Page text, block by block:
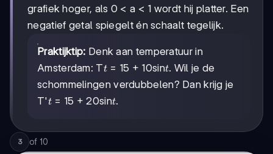
grafiek hoger, als 0 < a < 1 wordt hij platter. Een
negatief getal spiegelt én schaalt tegelijk.
Praktijktip: Denk aan temperatuur in
Amsterdam: Tt
t= 15 + 10sint
t. Wil je de
schommelingen verdubbelen? Dan krijg je
T't
t= 15 + 20sint
t.
3 of 10